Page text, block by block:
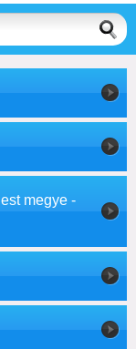
megye -